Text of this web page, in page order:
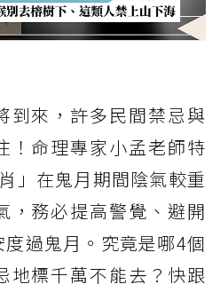
到來，許多民間禁忌與
！命理專家小孟老師特
」在鬼月期間陰氣較重
，務必提高警覺、避開
過鬼月。究竟是哪4個
地標千萬不能去？快跟